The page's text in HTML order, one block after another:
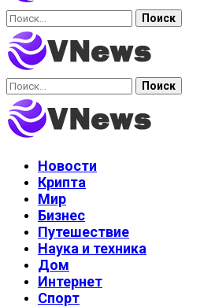
Найти:
Найти:
Новости
Крипта
Мир
Бизнес
Путешествие
Наука и техника
Дом
Интернет
Спорт